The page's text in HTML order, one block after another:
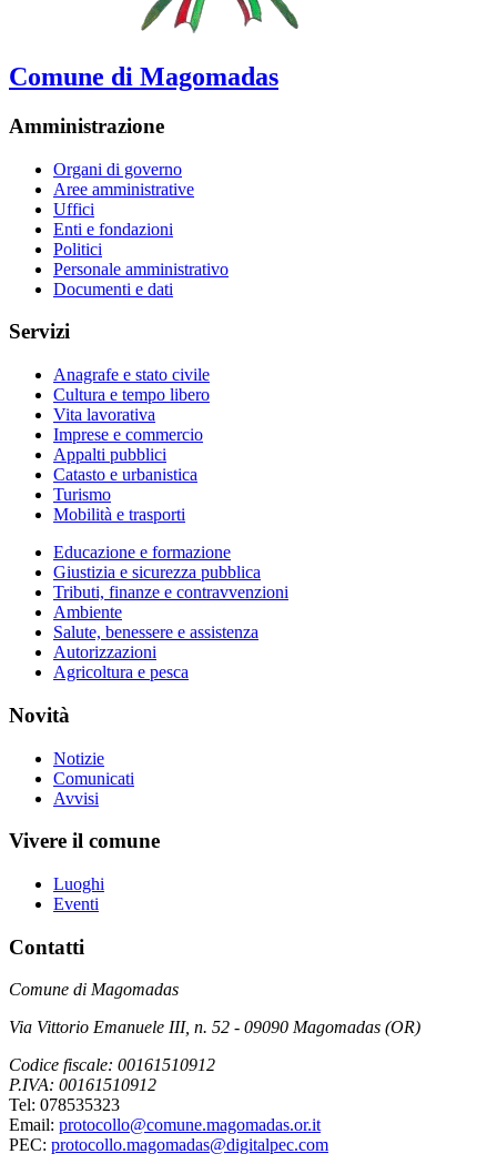
Comune di Magomadas
Amministrazione
Organi di governo
Aree amministrative
Uffici
Enti e fondazioni
Politici
Personale amministrativo
Documenti e dati
Servizi
Anagrafe e stato civile
Cultura e tempo libero
Vita lavorativa
Imprese e commercio
Appalti pubblici
Catasto e urbanistica
Turismo
Mobilità e trasporti
Educazione e formazione
Giustizia e sicurezza pubblica
Tributi, finanze e contravvenzioni
Ambiente
Salute, benessere e assistenza
Autorizzazioni
Agricoltura e pesca
Novità
Notizie
Comunicati
Avvisi
Vivere il comune
Luoghi
Eventi
Contatti
Comune di Magomadas
Via Vittorio Emanuele III, n. 52 - 09090 Magomadas (OR)
Codice fiscale: 00161510912
P.IVA: 00161510912
Tel: 078535323
Email: protocollo@comune.magomadas.or.it
PEC: protocollo.magomadas@digitalpec.com